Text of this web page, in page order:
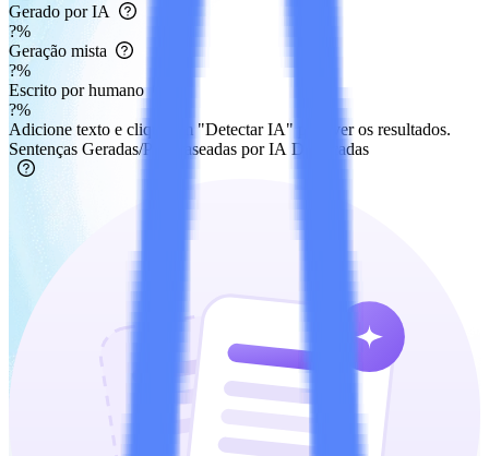
Gerado por IA
?%
Geração mista
?%
Escrito por humano
?%
Adicione texto e clique em "Detectar IA" para ver os resultados.
Sentenças Geradas/Parafraseadas por IA Destacadas